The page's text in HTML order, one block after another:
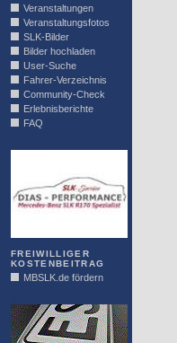
Veranstaltungen
Veranstaltungsfotos
SLK-Bilder
Bilder hochladen
User-Suche
Fahrer-Verzeichnis
Community-Check
Erlebnisberichte
FAQ
FREIWILLIGER
KOSTENBEITRAG
MBSLK.de fördern